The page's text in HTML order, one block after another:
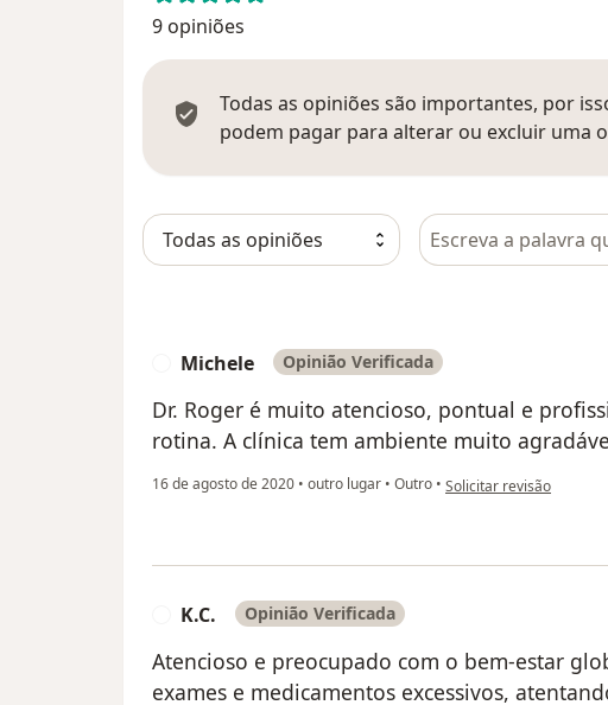
9 opiniões
Todas as opiniões são importantes, por
podem pagar para alterar ou excluir uma
Pesquisar em
Michele Opinião Verificada
Dr. Roger é muito atencioso, pontual e
rotina. A clínica tem ambiente muito
16 de agosto de 2020 • outro lugar • Outro • na opinião do utilizador
Solicitar revisão
K.C. Opinião Verificada
Atencioso e preocupado com o bem-estar
exames e medicamentos excessivos,